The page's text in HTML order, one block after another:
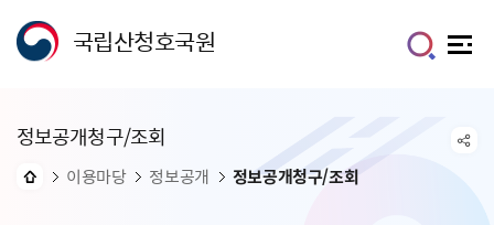
국립산청호국원
정보공개청구/조회
이용마당 정보공개 정보공개청구/조회